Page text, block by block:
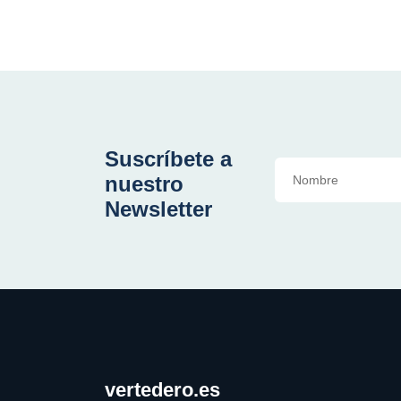
Suscríbete a
nuestro
Newsletter
vertedero.es